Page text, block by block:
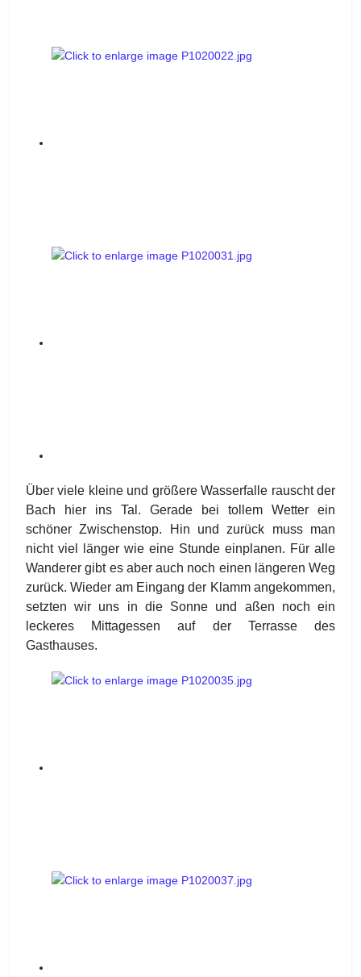
Über viele kleine und größere Wasserfalle rauscht der
Bach hier ins Tal. Gerade bei tollem Wetter ein
schöner Zwischenstop. Hin und zurück muss man
nicht viel länger wie eine Stunde einplanen. Für alle
Wanderer gibt es aber auch noch einen längeren Weg
zurück. Wieder am Eingang der Klamm angekommen,
setzten wir uns in die Sonne und aßen noch ein
leckeres Mittagessen auf der Terrasse des
Gasthauses.